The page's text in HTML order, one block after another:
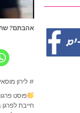
אהבתם?
# לירון
פוסט
חייבת